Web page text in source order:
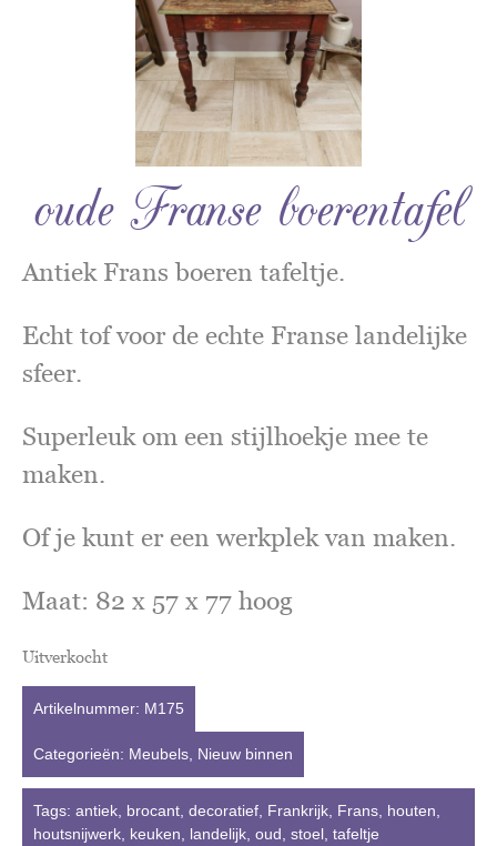
oude Franse boerentafel
Antiek Frans boeren tafeltje.
Echt tof voor de echte Franse landelijke
sfeer.
Superleuk om een stijlhoekje mee te
maken.
Of je kunt er een werkplek van maken.
Maat: 82 x 57 x 77 hoog
Uitverkocht
Artikelnummer: M175
Categorieën: Meubels Nieuw binnen
Tags: antiek brocant decoratief Frankrijk Frans houten
houtsnijwerk keuken landelijk oud stoel tafeltje